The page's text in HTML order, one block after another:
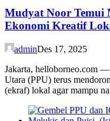
Mudyat Noor Temui
Ekonomi Kreatif
adminDes 17, 2025
Jakarta, helloborneo.com —
Utara (PPU) terus
(ekraf) lokal agar mampu